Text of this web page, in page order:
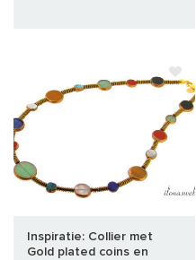
Inspiratie: Collier met
Gold plated coins en